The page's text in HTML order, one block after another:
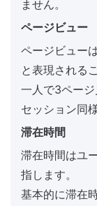
ません。
ページビュー
ページビュー
と表現される
一人で3ページ
セッション同
滞在時間
滞在時間はユ
指します。
基本的に滞在